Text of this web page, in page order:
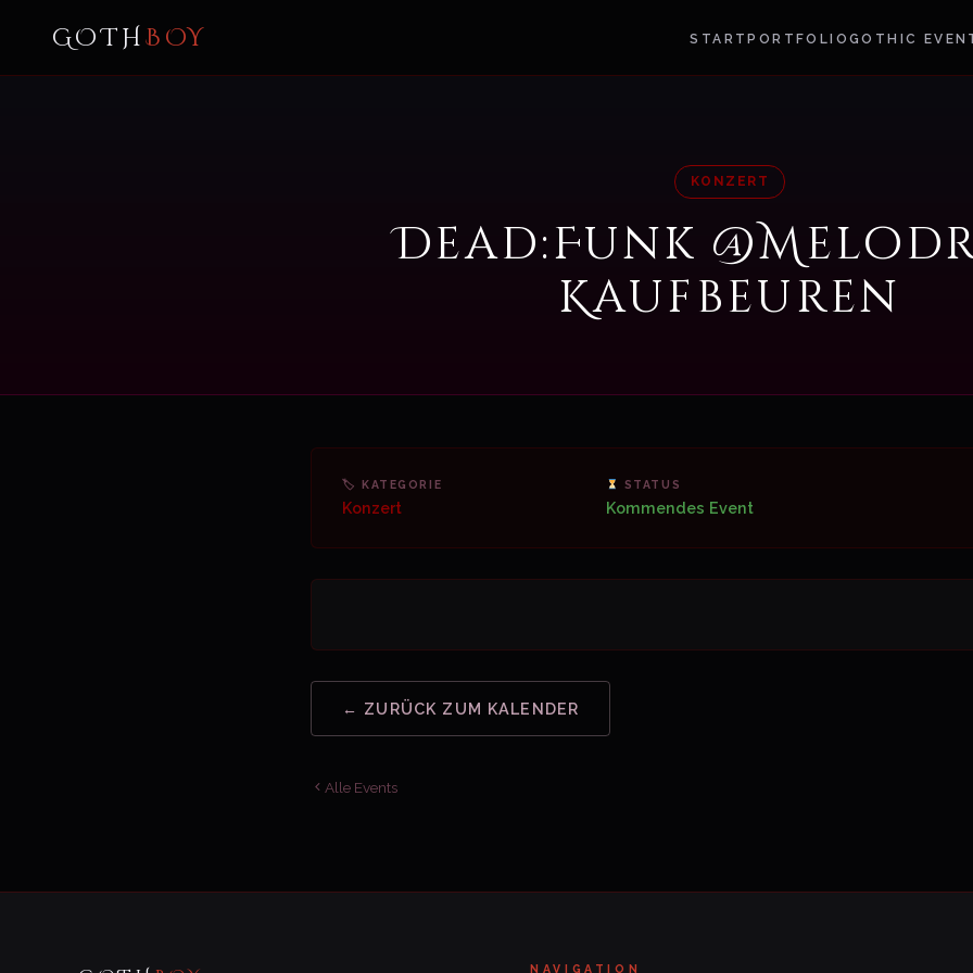
GOTHBOY START PORTFOLIO GOTHIC
KONZERT
Dead:Funk
Kaufbeuren
🏷 KATEGORIE
Konzert
STATUS
Kommendes Event
← ZURÜCK ZUM KALENDER
Alle Events
NAVIGATION